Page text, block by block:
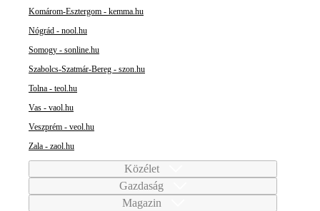
Komárom-Esztergom - kemma.hu
Nógrád - nool.hu
Somogy - sonline.hu
Szabolcs-Szatmár-Bereg - szon.hu
Tolna - teol.hu
Vas - vaol.hu
Veszprém - veol.hu
Zala - zaol.hu
Közélet
Gazdaság
Magazin